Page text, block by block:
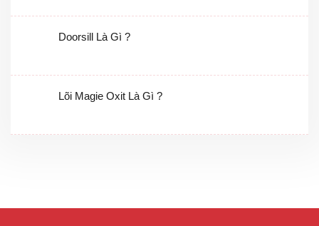
Doorsill Là Gì ?
Lõi Magie Oxit Là Gì ?